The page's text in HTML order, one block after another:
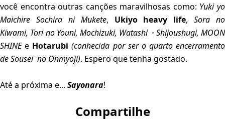
você encontra outras canções maravilhosas como: Yuki yo
Maichire Sochira ni Mukete, Ukiyo heavy life,Sora no
Kiwami, Tori no Youni, Mochizuki, Watashi・Shijoushugi, MOON
SHINEe Hotarubi (conhecida por ser o quarto encerramento
de Sousei no Onmyoji). Espero que tenha gostado.
Até a próxima e... Sayonara!
Compartilhe